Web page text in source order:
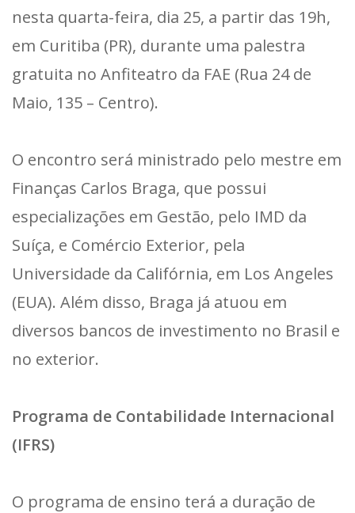
nesta quarta-feira, dia 25, a partir das 19h,
em Curitiba (PR), durante uma palestra
gratuita no Anfiteatro da FAE (Rua 24 de
Maio, 135 – Centro).
O encontro será ministrado pelo mestre em
Finanças Carlos Braga, que possui
especializações em Gestão, pelo IMD da
Suíça, e Comércio Exterior, pela
Universidade da Califórnia, em Los Angeles
(EUA). Além disso, Braga já atuou em
diversos bancos de investimento no Brasil e
no exterior.
Programa de Contabilidade Internacional
(IFRS)
O programa de ensino terá a duração de